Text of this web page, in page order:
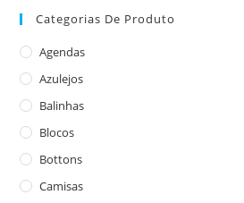
Categorias De Produto
Agendas
Azulejos
Balinhas
Blocos
Bottons
Camisas